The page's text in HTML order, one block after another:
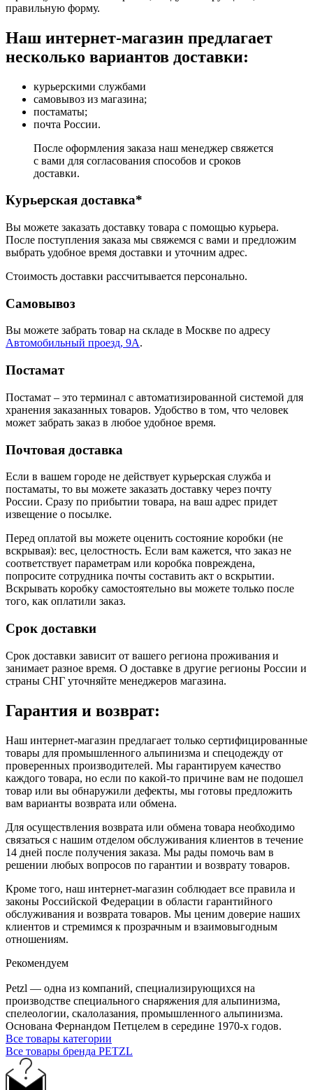
правильную форму.
Наш интернет-магазин предлагает
несколько вариантов доставки:
курьерскими службами
самовывоз из магазина;
постаматы;
почта России.
После оформления заказа наш менеджер свяжется
с вами для согласования способов и сроков
доставки.
Курьерская доставка*
Вы можете заказать доставку товара с помощью курьера.
После поступления заказа мы свяжемся с вами и предложим
выбрать удобное время доставки и уточним адрес.
Стоимость доставки рассчитывается персонально.
Самовывоз
Вы можете забрать товар на складе в Москве по адресу
Автомобильный проезд, 9А.
Постамат
Постамат – это терминал с автоматизированной системой для
хранения заказанных товаров. Удобство в том, что человек
может забрать заказ в любое удобное время.
Почтовая доставка
Если в вашем городе не действует курьерская служба и
постаматы, то вы можете заказать доставку через почту
России. Сразу по прибытии товара, на ваш адрес придет
извещение о посылке.
Перед оплатой вы можете оценить состояние коробки (не
вскрывая): вес, целостность. Если вам кажется, что заказ не
соответствует параметрам или коробка повреждена,
попросите сотрудника почты составить акт о вскрытии.
Вскрывать коробку самостоятельно вы можете только после
того, как оплатили заказ.
Срок доставки
Срок доставки зависит от вашего региона проживания и
занимает разное время. О доставке в другие регионы России и
страны СНГ уточняйте менеджеров магазина.
Гарантия и возврат:
Наш интернет-магазин предлагает только сертифицированные
товары для промышленного альпинизма и спецодежду от
проверенных производителей. Мы гарантируем качество
каждого товара, но если по какой-то причине вам не подошел
товар или вы обнаружили дефекты, мы готовы предложить
вам варианты возврата или обмена.
Для осуществления возврата или обмена товара необходимо
связаться с нашим отделом обслуживания клиентов в течение
14 дней после получения заказа. Мы рады помочь вам в
решении любых вопросов по гарантии и возврату товаров.
Кроме того, наш интернет-магазин соблюдает все правила и
законы Российской Федерации в области гарантийного
обслуживания и возврата товаров. Мы ценим доверие наших
клиентов и стремимся к прозрачным и взаимовыгодным
отношениям.
Рекомендуем
Petzl — одна из компаний, специализирующихся на
производстве специального снаряжения для альпинизма,
спелеологии, скалолазания, промышленного альпинизма.
Основана Фернандом Петцелем в середине 1970-х годов.
Все товары категории
Все товары бренда PETZL